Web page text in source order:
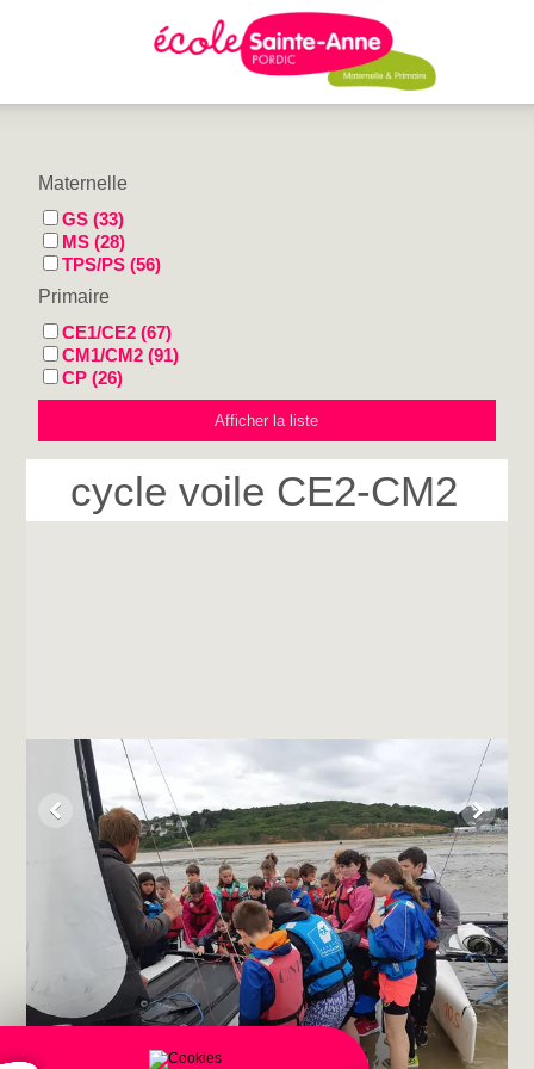
Maternelle
GS (33)
MS (28)
TPS/PS (56)
Primaire
CE1/CE2 (67)
CM1/CM2 (91)
CP (26)
cycle voile CE2-CM2